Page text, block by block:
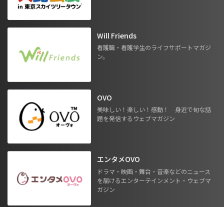
Will Friends
看護職・看護学生のライフサポートマガジ
ン。
OVO
美味しい！楽しい！感動！ 身近で旬な話
題を発信するウェブマガジン
エンタメOVO
ドラマ・映画・舞台・音楽などのニュース
を届けるエンターテインメント・ウェブマ
ガジン